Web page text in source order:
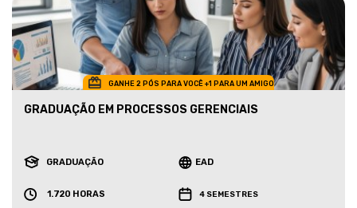
GANHE 2 PÓS PARA VOCÊ +1 PARA UM AMIGO
GRADUAÇÃO EM PROCESSOS GERENCIAIS
GRADUAÇÃO EAD
1.720 HORAS 4 SEMESTRES